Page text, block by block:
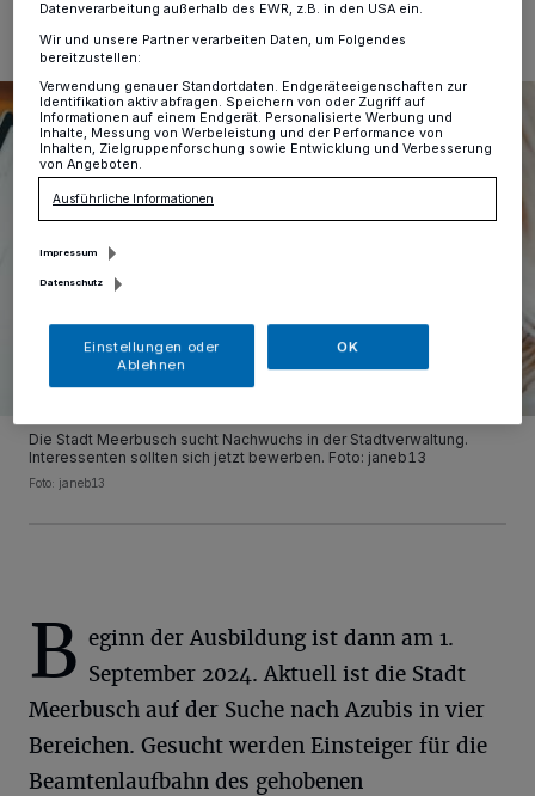
Die Stadt Meerbusch sucht Nachwuchs in der Stadtverwaltung.
Interessenten sollten sich jetzt bewerben. Foto: janeb13
Foto: janeb13
B eginn der Ausbildung ist dann am 1.
September 2024. Aktuell ist die Stadt
Meerbusch auf der Suche nach Azubis in vier
Bereichen. Gesucht werden Einsteiger für die
Beamtenlaufbahn des gehobenen
Datenverarbeitung außerhalb des EWR, z.B. in den USA ein.
Wir und unsere Partner verarbeiten Daten, um Folgendes
bereitzustellen:
Verwendung genauer Standortdaten. Endgeräteeigenschaften zur
Identifikation aktiv abfragen. Speichern von oder Zugriff auf
Informationen auf einem Endgerät. Personalisierte Werbung und
Inhalte, Messung von Werbeleistung und der Performance von
Inhalten, Zielgruppenforschung sowie Entwicklung und Verbesserung
von Angeboten.
Ausführliche Informationen
Impressum
Datenschutz
Einstellungen oder
Ablehnen
OK